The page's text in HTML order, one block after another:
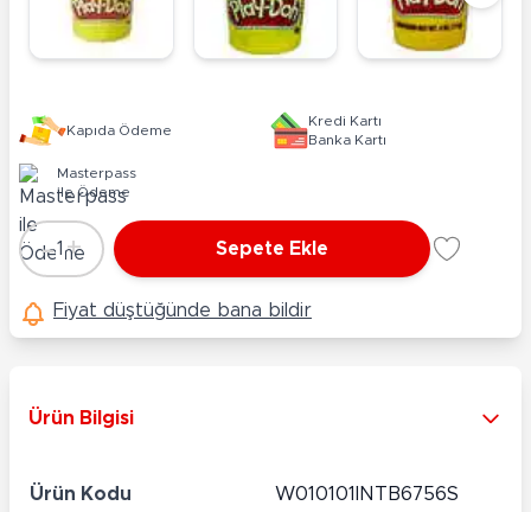
Kapıda Ödeme
Kredi Kartı
Banka Kartı
Masterpass
ile Ödeme
Adet
-1 + Sepete Ekle
Fiyat düştüğünde bana bildir
Ürün Bilgisi
Ürün Kodu W010101INTB6756S